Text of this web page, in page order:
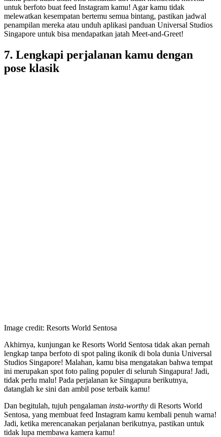
untuk berfoto buat feed Instagram kamu! Agar kamu tidak
melewatkan kesempatan bertemu semua bintang, pastikan jadwal
penampilan mereka atau unduh aplikasi panduan Universal Studios
Singapore untuk bisa mendapatkan jatah Meet-and-Greet!
7. Lengkapi perjalanan kamu dengan
pose klasik
Image credit: Resorts World Sentosa
Akhirnya, kunjungan ke Resorts World Sentosa tidak akan pernah
lengkap tanpa berfoto di spot paling ikonik di bola dunia Universal
Studios Singapore! Malahan, kamu bisa mengatakan bahwa tempat
ini merupakan spot foto paling populer di seluruh Singapura! Jadi,
tidak perlu malu! Pada perjalanan ke Singapura berikutnya,
datanglah ke sini dan ambil pose terbaik kamu!
Dan begitulah, tujuh pengalaman insta-worthy di Resorts World
Sentosa, yang membuat feed Instagram kamu kembali penuh warna!
Jadi, ketika merencanakan perjalanan berikutnya, pastikan untuk
tidak lupa membawa kamera kamu!